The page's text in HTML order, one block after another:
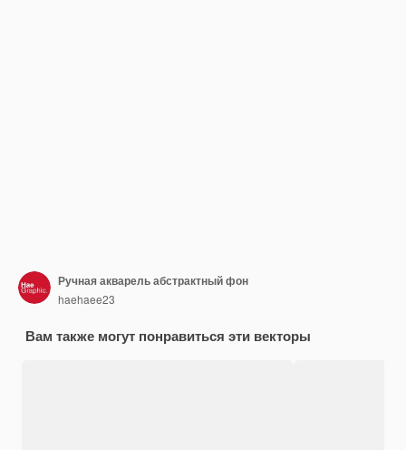
Ручная акварель абстрактный фон
haehaee23
Вам также могут понравиться эти векторы